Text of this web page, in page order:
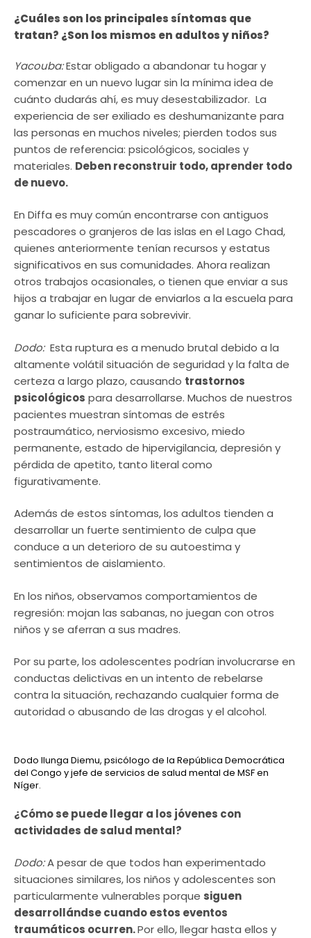
¿Cuáles son los principales síntomas que
tratan? ¿Son los mismos en adultos y niños?
Yacouba:Estar obligado a abandonar tu hogar y
comenzar en un nuevo lugar sin la mínima idea de
cuánto dudarás ahí, es muy desestabilizador. La
experiencia de ser exiliado es deshumanizante para
las personas en muchos niveles; pierden todos sus
puntos de referencia: psicológicos, sociales y
materiales. Deben reconstruir todo, aprender todo
de nuevo.
En Diffa es muy común encontrarse con antiguos
pescadores o granjeros de las islas en el Lago Chad,
quienes anteriormente tenían recursos y estatus
significativos en sus comunidades. Ahora realizan
otros trabajos ocasionales, o tienen que enviar a sus
hijos a trabajar en lugar de enviarlos a la escuela para
ganar lo suficiente para sobrevivir.
Dodo: Esta ruptura es a menudo brutal debido a la
altamente volátil situación de seguridad y la falta de
certeza a largo plazo, causando trastornos
psicológicos para desarrollarse. Muchos de nuestros
pacientes muestran síntomas de estrés
postraumático, nerviosismo excesivo, miedo
permanente, estado de hipervigilancia, depresión y
pérdida de apetito, tanto literal como
figurativamente.
Además de estos síntomas, los adultos tienden a
desarrollar un fuerte sentimiento de culpa que
conduce a un deterioro de su autoestima y
sentimientos de aislamiento.
En los niños, observamos comportamientos de
regresión: mojan las sabanas, no juegan con otros
niños y se aferran a sus madres.
Por su parte, los adolescentes podrían involucrarse en
conductas delictivas en un intento de rebelarse
contra la situación, rechazando cualquier forma de
autoridad o abusando de las drogas y el alcohol.
Dodo Ilunga Diemu, psicólogo de la República Democrática
del Congo y jefe de servicios de salud mental de MSF en
Níger.
¿Cómo se puede llegar a los jóvenes con
actividades de salud mental?
Dodo:A pesar de que todos han experimentado
situaciones similares, los niños y adolescentes son
particularmente vulnerables porque siguen
desarrollándse cuando estos eventos
traumáticos ocurren.Por ello, llegar hasta ellos y